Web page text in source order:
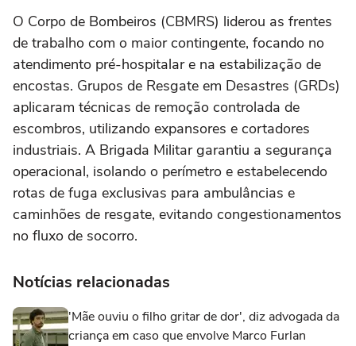
O Corpo de Bombeiros (CBMRS) liderou as frentes
de trabalho com o maior contingente, focando no
atendimento pré-hospitalar e na estabilização de
encostas. Grupos de Resgate em Desastres (GRDs)
aplicaram técnicas de remoção controlada de
escombros, utilizando expansores e cortadores
industriais. A Brigada Militar garantiu a segurança
operacional, isolando o perímetro e estabelecendo
rotas de fuga exclusivas para ambulâncias e
caminhões de resgate, evitando congestionamentos
no fluxo de socorro.
Notícias relacionadas
'Mãe ouviu o filho gritar de dor', diz advogada da
criança em caso que envolve Marco Furlan